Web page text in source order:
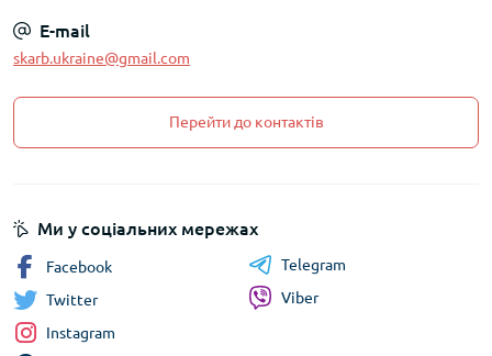
E-mail
skarb.ukraine@gmail.com
Перейти до контактів
Ми у соціальних мережах
Facebook
Twitter
Instagram
Telegram
Viber